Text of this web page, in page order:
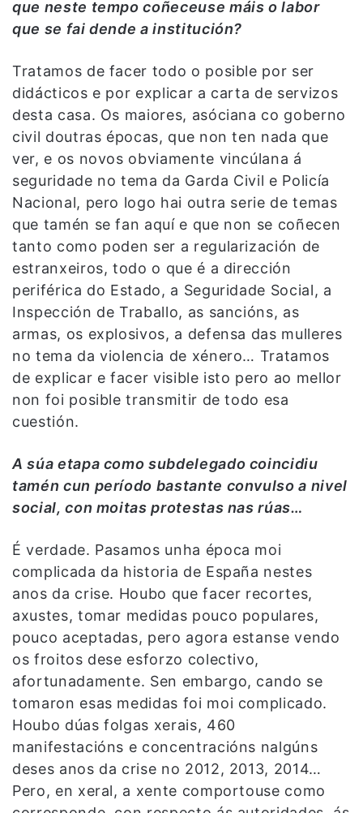
que neste tempo coñeceuse máis o labor
que se fai dende a institución?
Tratamos de facer todo o posible por ser
didácticos e por explicar a carta de servizos
desta casa. Os maiores, asóciana co goberno
civil doutras épocas, que non ten nada que
ver, e os novos obviamente vincúlana á
seguridade no tema da Garda Civil e Policía
Nacional, pero logo hai outra serie de temas
que tamén se fan aquí e que non se coñecen
tanto como poden ser a regularización de
estranxeiros, todo o que é a dirección
periférica do Estado, a Seguridade Social, a
Inspección de Traballo, as sancións, as
armas, os explosivos, a defensa das mulleres
no tema da violencia de xénero… Tratamos
de explicar e facer visible isto pero ao mellor
non foi posible transmitir de todo esa
cuestión.
A súa etapa como subdelegado coincidiu
tamén cun período bastante convulso a nivel
social, con moitas protestas nas rúas…
É verdade. Pasamos unha época moi
complicada da historia de España nestes
anos da crise. Houbo que facer recortes,
axustes, tomar medidas pouco populares,
pouco aceptadas, pero agora estanse vendo
os froitos dese esforzo colectivo,
afortunadamente. Sen embargo, cando se
tomaron esas medidas foi moi complicado.
Houbo dúas folgas xerais, 460
manifestacións e concentracións nalgúns
deses anos da crise no 2012, 2013, 2014…
Pero, en xeral, a xente comportouse como